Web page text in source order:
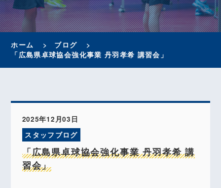
ホーム
ブログ
「広島県卓球協会強化事業 丹羽孝希 講習会」
2025年12月03日
スタッフブログ
「広島県卓球協会強化事業 丹羽孝希 講
習会」